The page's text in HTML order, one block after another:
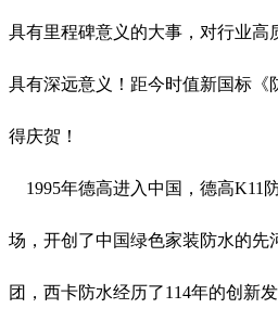
具有里程碑意义的大事，对行业高
具有深远意义！距今时值新国标《
得庆贺！
1995年德高进入中国，德高K11
场，开创了中国绿色家装防水的先
团，西卡防水经历了114年的创新